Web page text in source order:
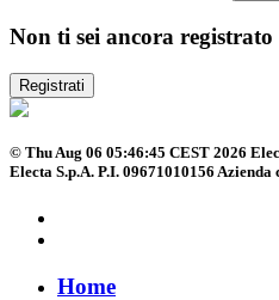
Non ti sei ancora registrato
Registrati
© Thu Aug 06 05:46:45 CEST 2026
Electa S.p.A. P.I. 09671010156
Home